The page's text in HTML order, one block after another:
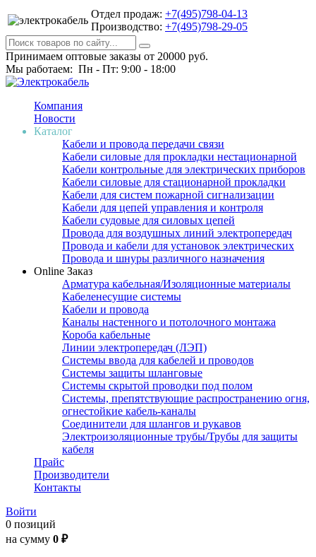
Отдел продаж: +7(495)798-04-13
Производство: +7(495)798-29-05
Принимаем оптовые заказы от 20000 руб.
Мы работаем: Пн - Пт: 9:00 - 18:00
Компания
Новости
Каталог
Кабели и провода передачи связи
Кабели силовые для прокладки нестационарной
Кабели контрольные для электрических приборов
Кабели силовые для стационарной прокладки
Кабели для систем пожарной сигнализации
Кабели для цепей управления и контроля
Кабели судовые для силовых цепей
Провода для воздушных линий электропередач
Провода и кабели для установок электрических
Провода и шнуры различного назначения
Online Заказ
Арматура кабельная/Изоляционные материалы
Кабеленесущие системы
Кабели и провода
Каналы настенного и потолочного монтажа
Короба кабельные
Линии электропередач (ЛЭП)
Системы ввода для кабелей и проводов
Системы защиты шланговые
Системы скрытой проводки под полом
Системы, препятствующие распространению огня,
огнестойкие кабель-каналы
Соединители для шлангов и рукавов
Электроизоляционные трубы/Трубы для защиты
кабеля
Прайс
Производители
Контакты
Войти
0 позиций
на сумму 0 ₽